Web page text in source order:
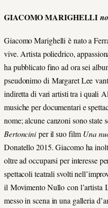
GIACOMO MARIGHELLI
Giacomo Marighelli è nato a
vive. Artista poliedrico,
ha pubblicato fino ad ora sei
pseudonimo di Margaret Lee
indiretta di vari artisti tra i quali
musiche per documentari e
nome; alcune canzoni sono state
Bertonciniper il suo film Una
Donatello 2015. Giacomo ha
oltre ad occuparsi per interesse
spettacoli teatrali svolti
il Movimento Nullo con l’artista
messo in scena in una galleria